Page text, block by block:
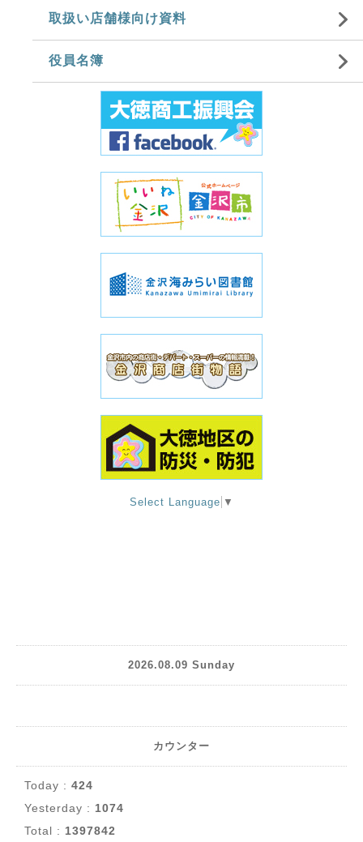
取扱い店舗様向け資料
役員名簿
Select Language ▼
2026.08.09 Sunday
カウンター
Today : 424
Yesterday : 1074
Total : 1397842